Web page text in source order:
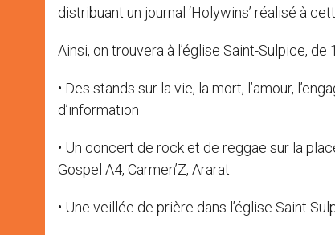
distribuant un journal ‘Holywins’ réalisé à
Ainsi, on trouvera à l’église Saint-Sulpice, de
• Des stands sur la vie, la mort, l’amour,
d’information
• Un concert de rock et de reggae sur la
Gospel A4, Carmen’Z, Ararat
• Une veillée de prière dans l’église Saint